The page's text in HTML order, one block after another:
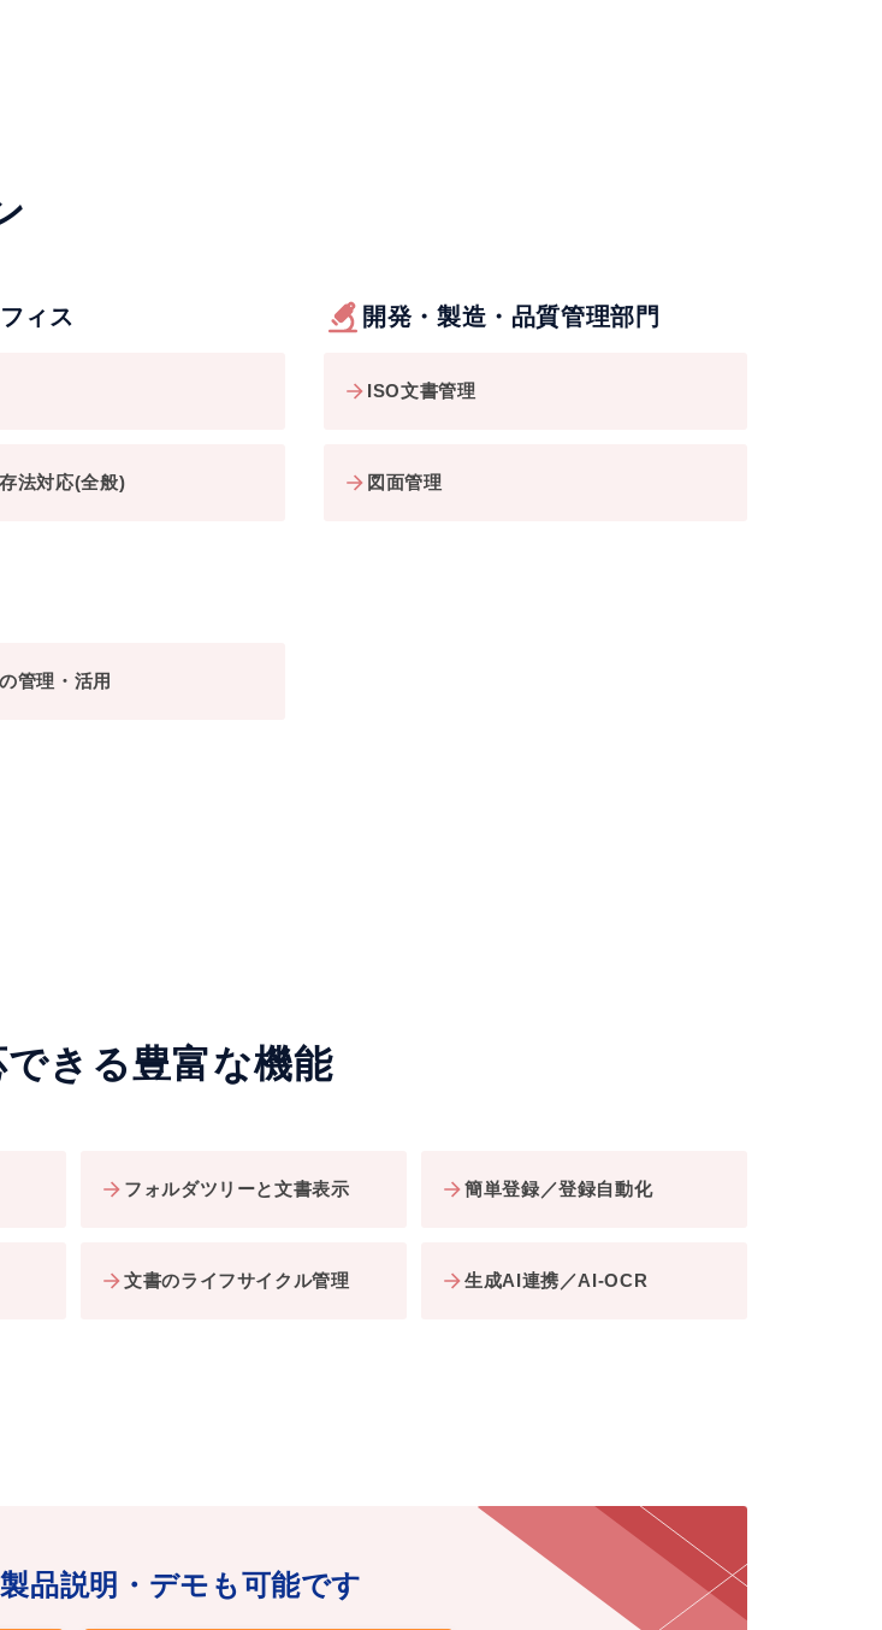
ィス
法対応(全般)
開発・製造・品質管理部門
ISO文書管理
図面管理
管理・活用
きる豊富な機能
フォルダツリーと文書表示 簡単登録／登録自動化
文書のライフサイクル管理 生成AI連携／AI-OCR
品説明・デモも可能です